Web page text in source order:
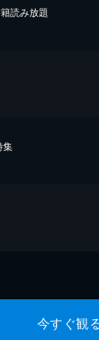
読み放題
集
今すぐ観